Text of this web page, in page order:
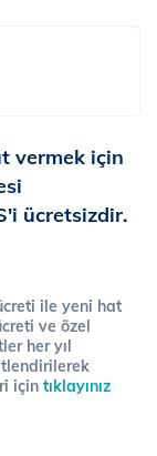
vermek için
ücretsizdir.
ile yeni hat
ve özel
her yıl
için tıklayınız